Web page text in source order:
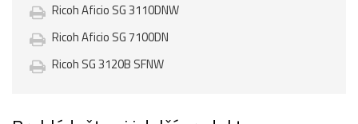
Ricoh Aficio SG 3110DNW
Ricoh Aficio SG 7100DN
Ricoh SG 3120B SFNW